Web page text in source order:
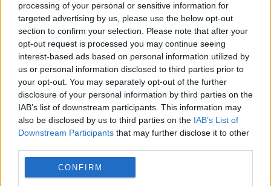
processing of your personal or sensitive information for
targeted advertising by us, please use the below opt-out
section to confirm your selection. Please note that after your
opt-out request is processed you may continue seeing
interest-based ads based on personal information utilized by
us or personal information disclosed to third parties prior to
your opt-out. You may separately opt-out of the further
disclosure of your personal information by third parties on the
IAB’s list of downstream participants. This information may
also be disclosed by us to third parties on the IAB’s List of
Downstream Participants that may further disclose it to other
CONFIRM
POLITICA
PSD cere activarea mecanismului european de
urgență pentru energie și susține menținerea
centralelor pe cărbune. Critici la adresa lui
Bolojan